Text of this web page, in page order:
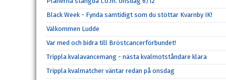
Black Week - Fynda samtidigt som du stöttar Kvarnby IK!
Välkommen Ludde
Var med och bidra till Bröstcancerförbundet!
Trippla kvalavancemang - nästa kvalmotståndare klara
Trippla kvalmatcher väntar redan på onsdag